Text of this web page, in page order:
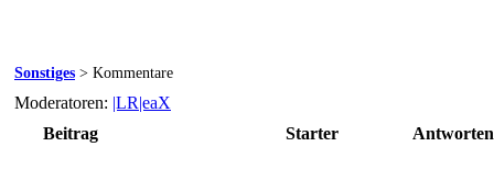
Sonstiges > Kommentare
Moderatoren: |LR|eaX
Beitrag
Starter Antworten